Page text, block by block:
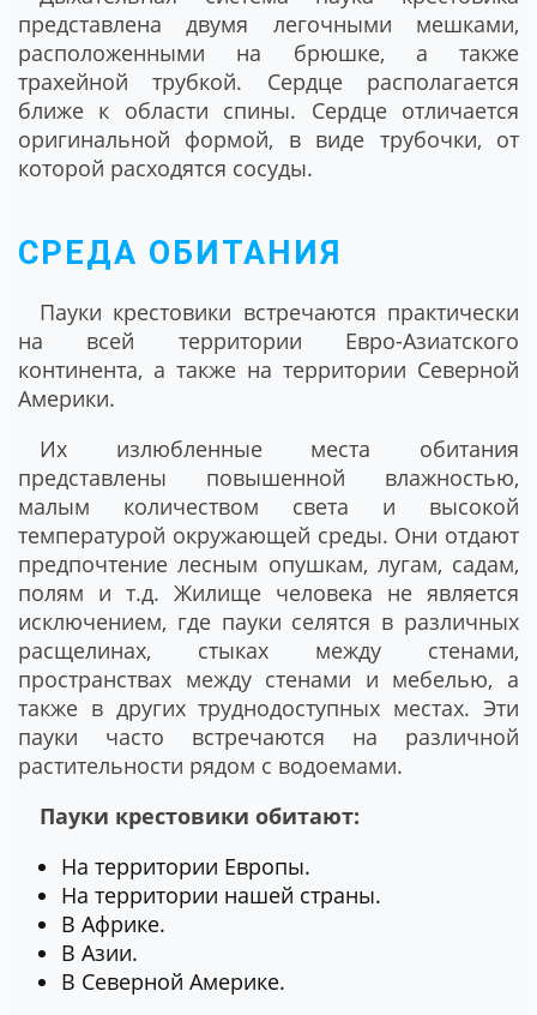
представлена двумя легочными мешками,
расположенными на брюшке, а также
трахейной трубкой. Сердце располагается
ближе к области спины. Сердце отличается
оригинальной формой, в виде трубочки, от
которой расходятся сосуды.
СРЕДА ОБИТАНИЯ
Пауки крестовики встречаются практически
на всей территории Евро-Азиатского
континента, а также на территории Северной
Америки.
Их излюбленные места обитания
представлены повышенной влажностью,
малым количеством света и высокой
температурой окружающей среды. Они отдают
предпочтение лесным опушкам, лугам, садам,
полям и т.д. Жилище человека не является
исключением, где пауки селятся в различных
расщелинах, стыках между стенами,
пространствах между стенами и мебелью, а
также в других труднодоступных местах. Эти
пауки часто встречаются на различной
растительности рядом с водоемами.
Пауки крестовики обитают:
На территории Европы.
На территории нашей страны.
В Африке.
В Азии.
В Северной Америке.